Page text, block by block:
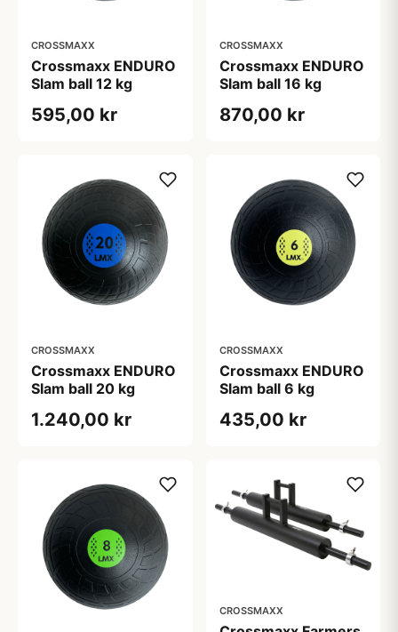
CROSSMAXX
Crossmaxx ENDURO
Slam ball 12 kg
595,00 kr
CROSSMAXX
Crossmaxx ENDURO
Slam ball 16 kg
870,00 kr
CROSSMAXX
Crossmaxx ENDURO
Slam ball 20 kg
1.240,00 kr
CROSSMAXX
Crossmaxx ENDURO
Slam ball 6 kg
435,00 kr
CROSSMAXX